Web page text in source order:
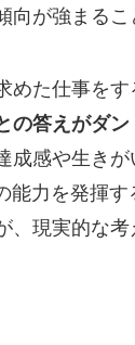
向が強まるこ
めた仕事をす
の答えがダン
成感や生き
能力を発揮
、現実的な